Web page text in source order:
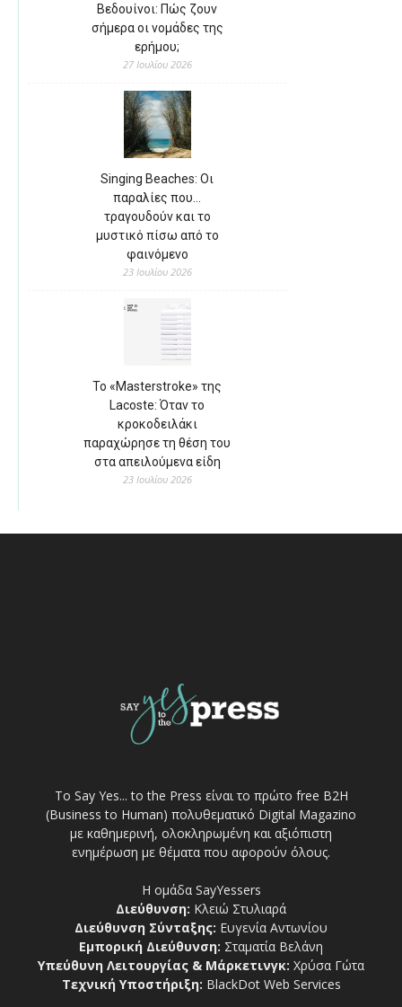
Βεδουίνοι: Πώς ζουν
σήμερα οι νομάδες της
ερήμου;
27 Ιουλίου 2026
Singing Beaches: Οι
παραλίες που…
τραγουδούν και το
μυστικό πίσω από το
φαινόμενο
23 Ιουλίου 2026
Το «Masterstroke» της
Lacoste: Όταν το
κροκοδειλάκι
παραχώρησε τη θέση του
στα απειλούμενα είδη
23 Ιουλίου 2026
Το Say Yes... to the Press είναι το πρώτο free Β2Η
(Business to Human) πολυθεματικό Digital Magazino
με καθημερινή, ολοκληρωμένη και αξιόπιστη
ενημέρωση με θέματα που αφορούν όλους.
Η ομάδα SayYessers
Διεύθυνση: Κλειώ Στυλιαρά
Διεύθυνση Σύνταξης: Ευγενία Αντωνίου
Εμπορική Διεύθυνση: Σταματία Βελάνη
Υπεύθυνη Λειτουργίας & Μάρκετινγκ: Χρύσα Γώτα
Τεχνική Υποστήριξη: BlackDot Web Services